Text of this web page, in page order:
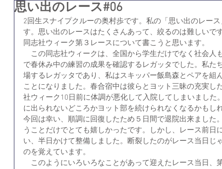
思い出のレース#06
2回生スナイプクルーの奥村歩です。私の「思い出のレー
す。思い出のレースはたくさんあって、絞るのは難しいで
同志社ウィーク第３レースについて書こうと思います。
この同志社ウィークは、全国から学生だけでなく社会人
で春休み中の練習の成果を確認するレガッタでした。私た
場するレガッタであり、私はスキッパー飯島森とペアを組
ことになりました。春合宿中は彼らとヨット三昧の充実し
社ウィーク10日前に体調が悪化して入院してしまいました
に出られないどころかヨット部を続けられなくなるかもし
今回は幸い、順調に回復したため５日間で退院出来ました
うことだけでとても嬉しかったです。しかし、レース前日
い、半日かけて整備しました。断裂したのがレース当日じ
のを覚えています。
このようにいろいろなことがあって迎えたレース当日、